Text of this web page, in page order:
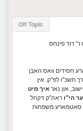
Off Topic
ר' דוד פינחס
חסידים וואס האבן
תשכ"ו לפ"ק. אין
און נאר איך מיט
הי"ו ראה"ק דקהל
סאטמארע משפחות